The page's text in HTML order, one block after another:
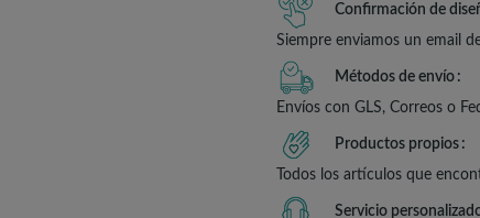
Confirmación de
Siempre enviamos un email
Métodos de envío
Envíos con GLS, Correos o
Productos propios
Todos los artículos que
Servicio